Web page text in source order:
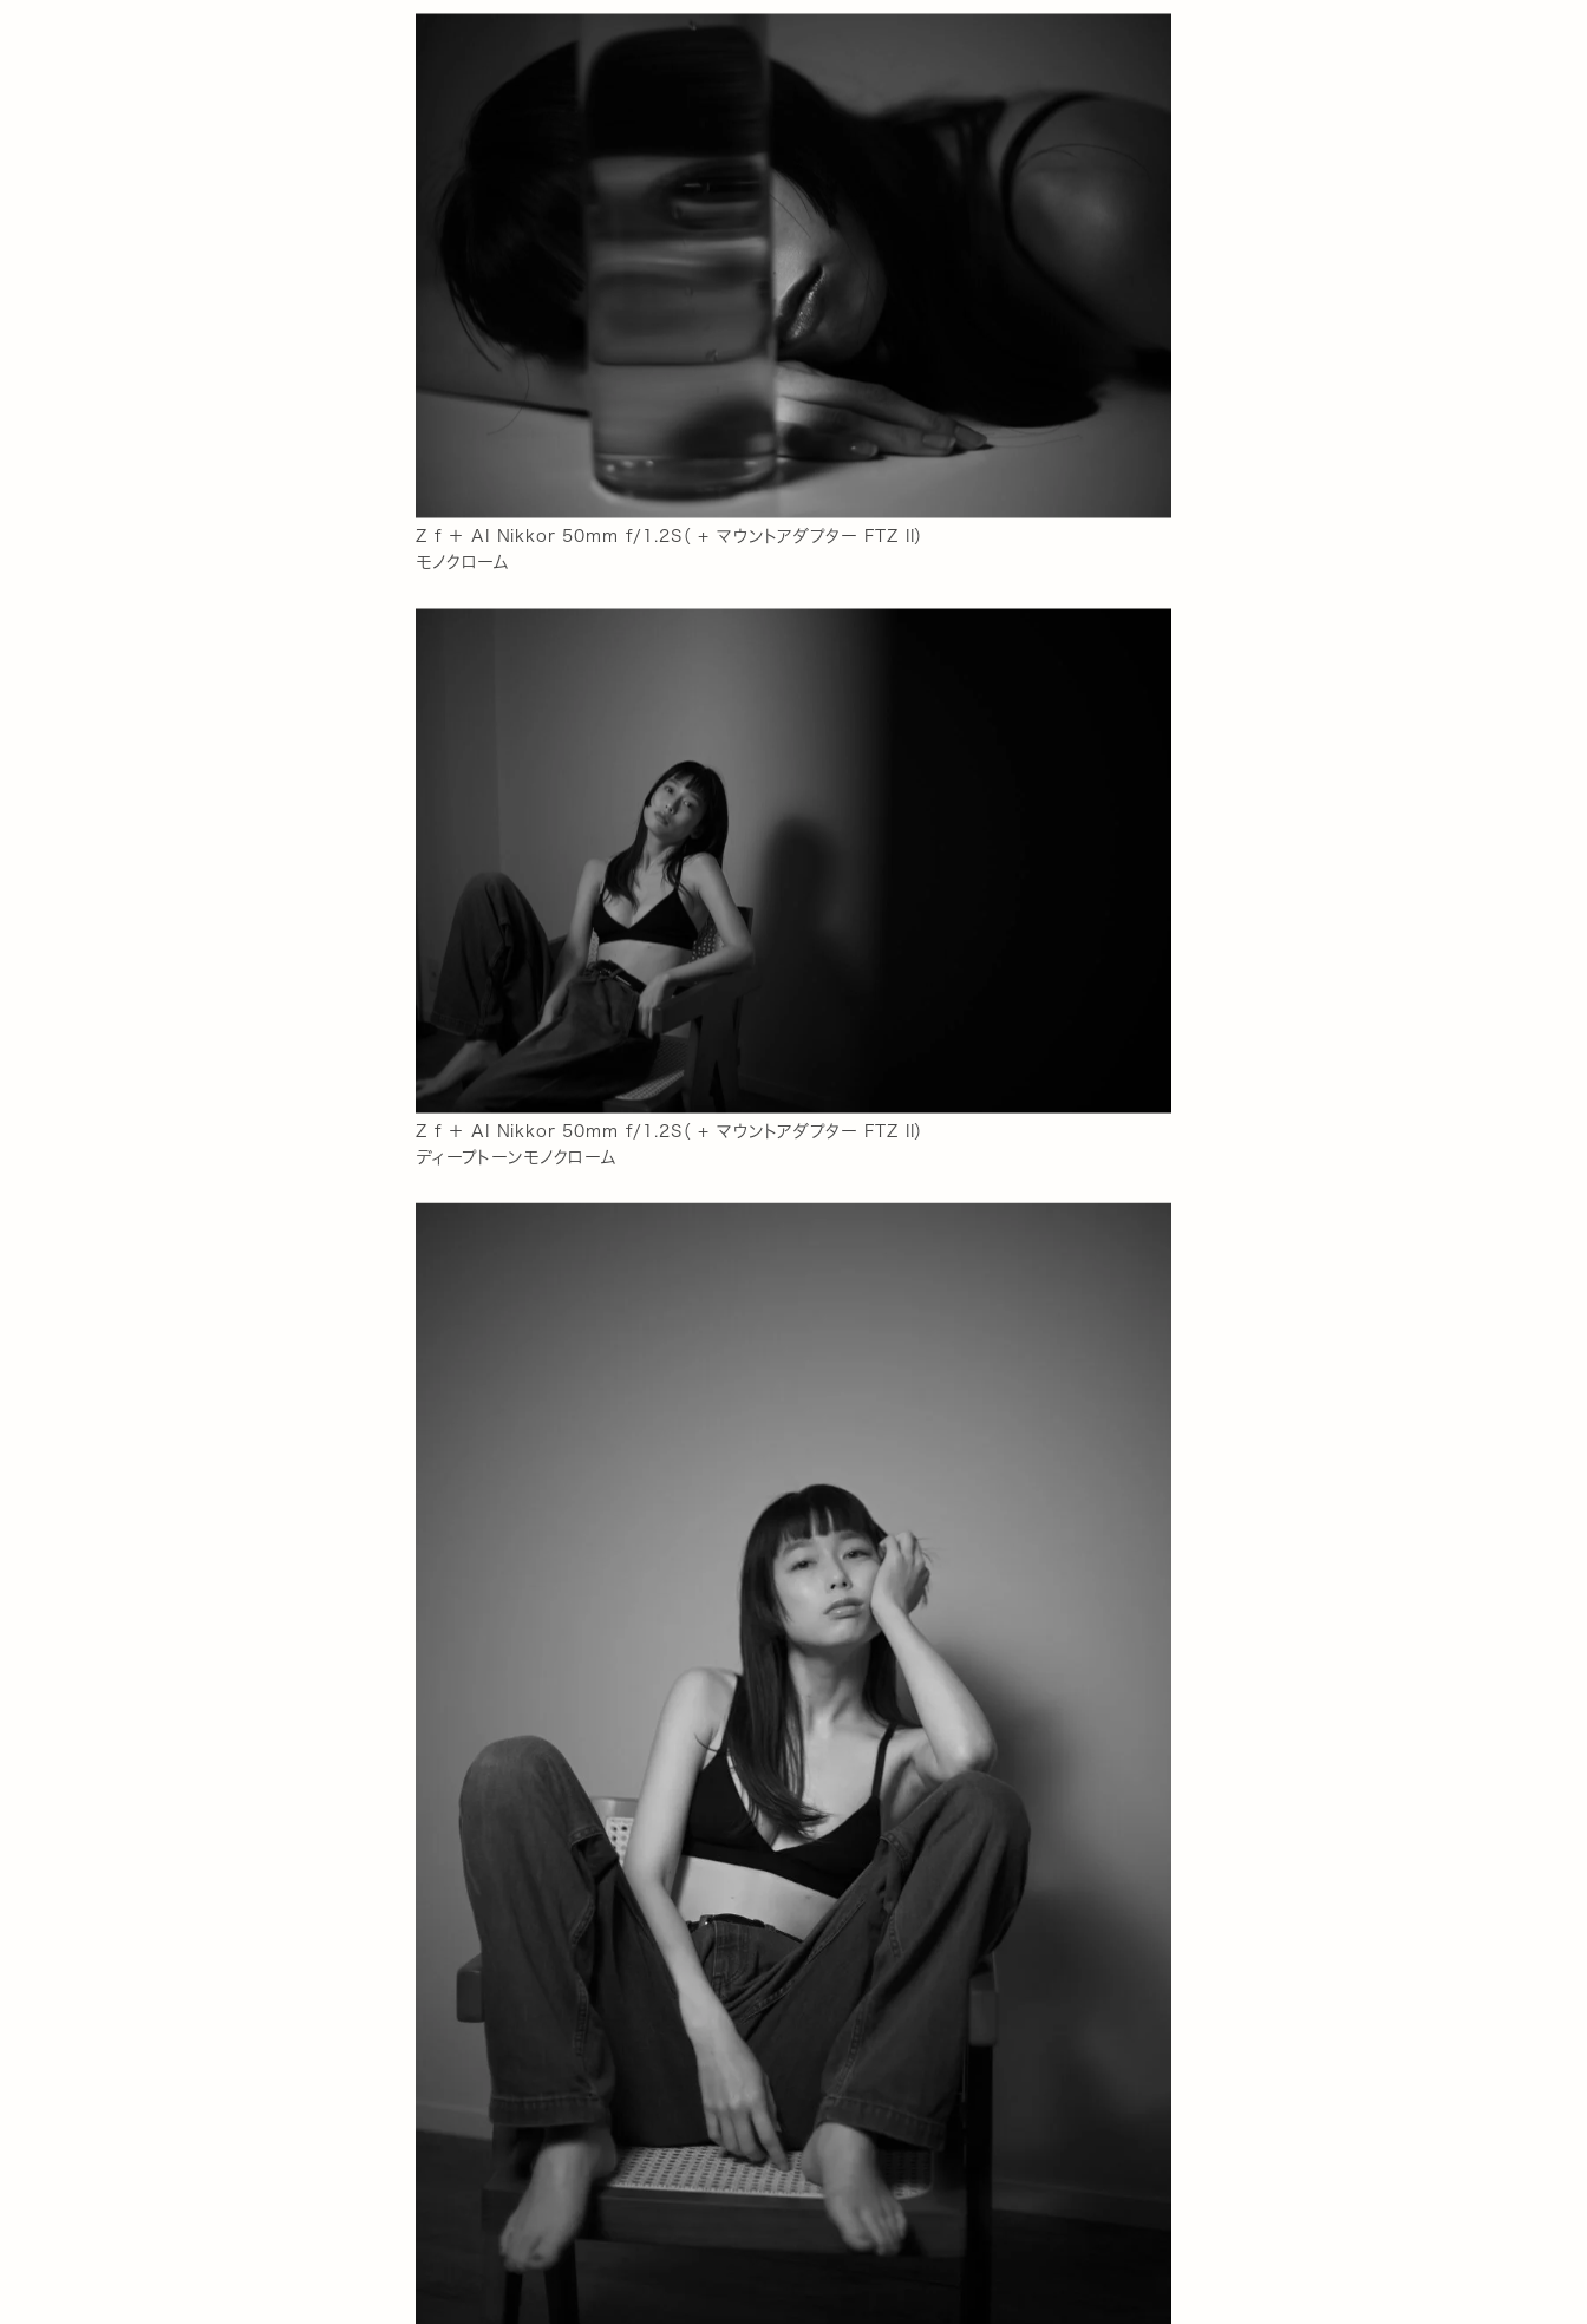
Z f ＋ AI Nikkor 50mm f/1.2S（ + マウントアダプター FTZ II）
モノクローム
Z f ＋ AI Nikkor 50mm f/1.2S（ + マウントアダプター FTZ II）
ディープトーンモノクローム